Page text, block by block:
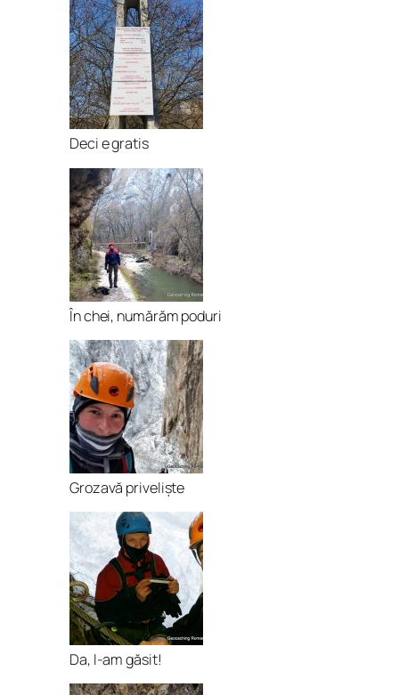
Deci e gratis
În chei, numărăm poduri
Grozavă priveliște
Da, l-am găsit!